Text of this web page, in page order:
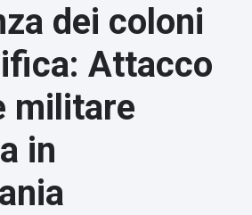
(81)
(13938)
(122)
(79)
(160)
dei coloni
Attacco
militare
in